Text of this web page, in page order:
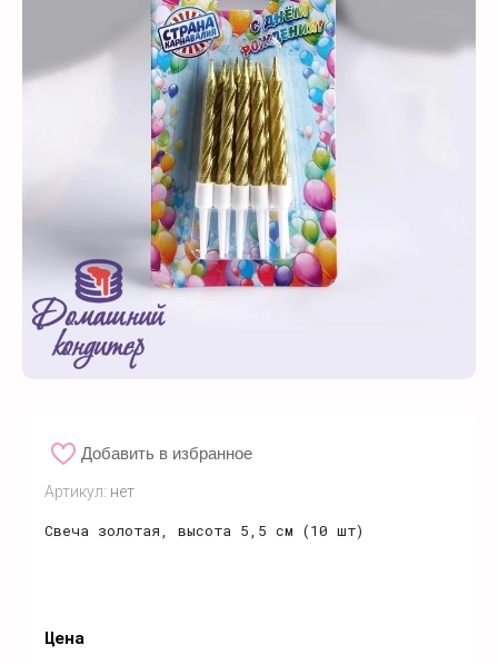
Артикул: нет
Свеча золотая, высота 5,5 см (10 шт)
Добавить в избранное
Цена